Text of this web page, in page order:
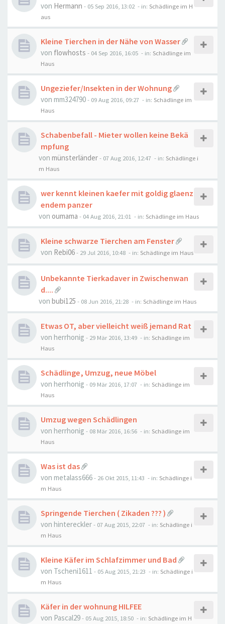
von Hermann - 05 Sep 2016, 13:02 - in: Schädlinge im H
aus
Kleine Tierchen in der Nähe von Wasser
von flowhosts - 04 Sep 2016, 16:05 - in: Schädlinge im
Haus
Ungeziefer/Insekten in der Wohnung
von mm324790- 09 Aug 2016, 09:27 - in: Schädlinge im
Haus
Schabenbefall - Mieter wollen keine Bekä
mpfung
von münsterländer- 07 Aug 2016, 12:47 - in: Schädlinge i
m Haus
wer kennt kleinen kaefer mit goldig glaenz
endem panzer
von oumama - 04 Aug 2016, 21:01 - in: Schädlinge im Haus
Kleine schwarze Tierchen am Fenster
von Rebi06- 29 Jul 2016, 10:48 - in: Schädlinge im Haus
Unbekannte Tierkadaver in Zwischenwan
d....
von bubi125 - 08 Jun 2016, 21:28 - in: Schädlinge im Haus
Etwas OT, aber vielleicht weiß jemand Rat
von herrhonig - 29 Mär 2016, 13:49 - in: Schädlinge im
Haus
Schädlinge, Umzug, neue Möbel
von herrhonig - 09 Mär 2016, 17:07 - in: Schädlinge im
Haus
Umzug wegen Schädlingen
von herrhonig - 08 Mär 2016, 16:56 - in: Schädlinge im
Haus
Was ist das
von metalass666- 26 Okt 2015, 11:43 - in: Schädlinge i
m Haus
Springende Tierchen ( Zikaden ??? )
von hintereckler- 07 Aug 2015, 22:07 - in: Schädlinge i
m Haus
Kleine Käfer im Schlafzimmer und Bad
von Tscheni1611 - 05 Aug 2015, 21:23 - in: Schädlinge i
m Haus
Käfer in der wohnung HILFEE
von Pascal29- 05 Aug 2015, 18:50 - in: Schädlinge im H